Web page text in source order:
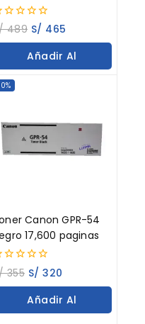
489 S/ 465
Añadir Al
Canon GPR-54
17,600 paginas
355 S/ 320
Añadir Al